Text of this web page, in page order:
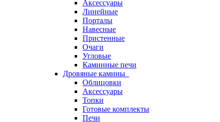
Аксессуары
Линейные
Порталы
Навесные
Пристенные
Очаги
Угловые
Каминные печи
Дровяные камины
Облицовки
Аксессуары
Топки
Готовые комплекты
Печи